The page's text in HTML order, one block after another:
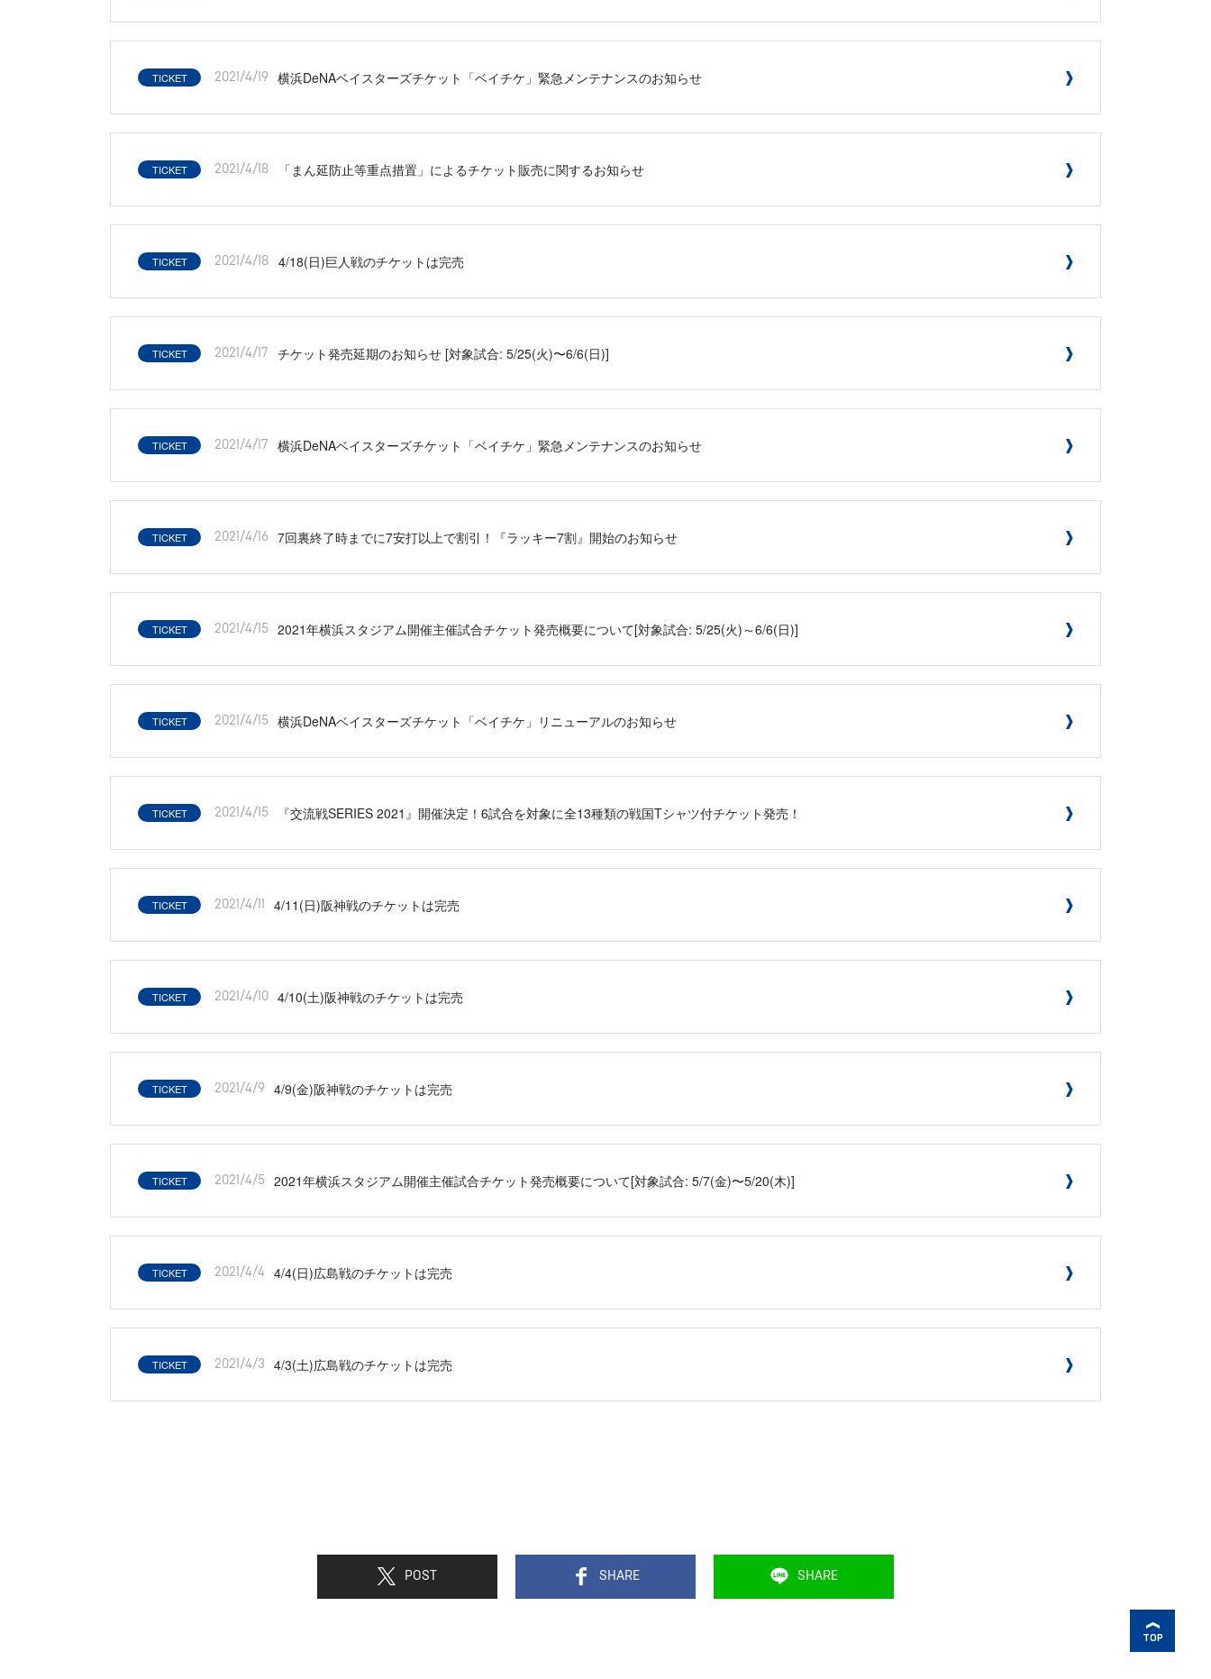
TICKET 2021/4/19 横浜DeNAベイスターズチケット「ベイチケ」緊急メンテナンスのお知らせ
TICKET 2021/4/18 「まん延防止等重点措置」によるチケット販売に関するお知らせ
TICKET 2021/4/18 4/18(日)巨人戦のチケットは完売
TICKET 2021/4/17 チケット発売延期のお知らせ [対象試合: 5/25(火)〜6/6(日)]
TICKET 2021/4/17 横浜DeNAベイスターズチケット「ベイチケ」緊急メンテナンスのお知らせ
TICKET 2021/4/16 7回裏終了時までに7安打以上で割引！『ラッキー7割』開始のお知らせ
TICKET 2021/4/15 2021年横浜スタジアム開催主催試合チケット発売概要について[対象試合: 5/25(火)～6/6(日)]
TICKET 2021/4/15 横浜DeNAベイスターズチケット「ベイチケ」リニューアルのお知らせ
TICKET 2021/4/15 『交流戦SERIES 2021』開催決定！6試合を対象に全13種類の戦国Tシャツ付チケット発売！
TICKET 2021/4/11 4/11(日)阪神戦のチケットは完売
TICKET 2021/4/10 4/10(土)阪神戦のチケットは完売
TICKET 2021/4/9 4/9(金)阪神戦のチケットは完売
TICKET 2021/4/5 2021年横浜スタジアム開催主催試合チケット発売概要について[対象試合: 5/7(金)〜5/20(木)]
TICKET 2021/4/4 4/4(日)広島戦のチケットは完売
TICKET 2021/4/3 4/3(土)広島戦のチケットは完売
POST SHARE SHARE
TOP